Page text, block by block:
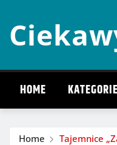
content
HOME KATEGORIE
Home Tajemnice